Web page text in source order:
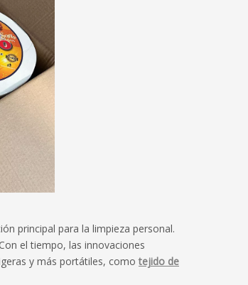
principal para la limpieza personal.
el tiempo, las innovaciones
y más portátiles, comotejido de